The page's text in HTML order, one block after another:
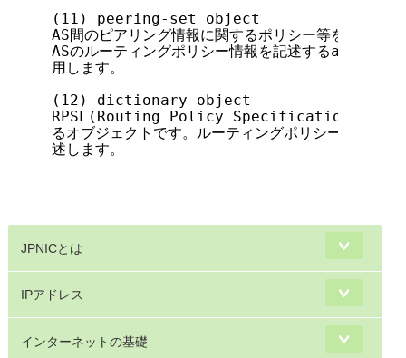
(11) peering-set object
AS間のピアリング情報に関するポリシー等を記述す
ASのルーティングポリシー情報を記述するaut-num
用します。
(12) dictionary object
RPSL(Routing Policy Specification
るオブジェクトです。ルーティングポリシーやルー
述します。
JPNICとは
IPアドレス
インターネットの基礎